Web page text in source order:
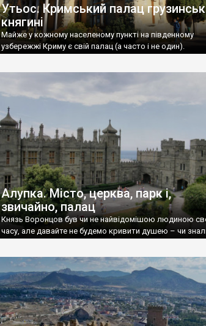
Утьос. Кримський палац
княгині
Майже у кожному населеному пункті на південному
узбережжі Криму є свій палац (а часто і не один).
Алупка. Місто, церква, парк і,
звичайно, палац
Князь Воронцов був чи не найвідомішою людиною
часу, але давайте не будемо кривити душею – чи